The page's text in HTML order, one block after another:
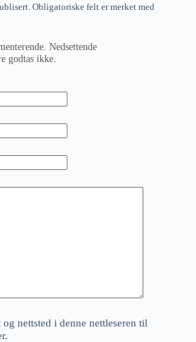
Obligatoriske felt er merket med
Nedsettende
godtas ikke.
nettsted i denne nettleseren til